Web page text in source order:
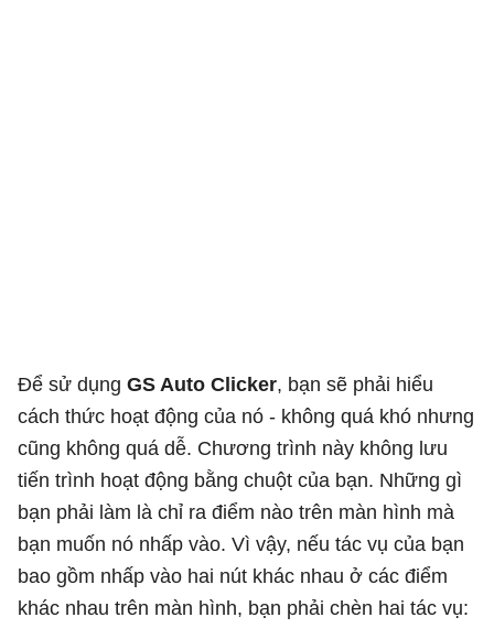
Để sử dụng GS Auto Clicker, bạn sẽ phải hiểu
cách thức hoạt động của nó - không quá khó nhưng
cũng không quá dễ. Chương trình này không lưu
tiến trình hoạt động bằng chuột của bạn. Những gì
bạn phải làm là chỉ ra điểm nào trên màn hình mà
bạn muốn nó nhấp vào. Vì vậy, nếu tác vụ của bạn
bao gồm nhấp vào hai nút khác nhau ở các điểm
khác nhau trên màn hình, bạn phải chèn hai tác vụ: